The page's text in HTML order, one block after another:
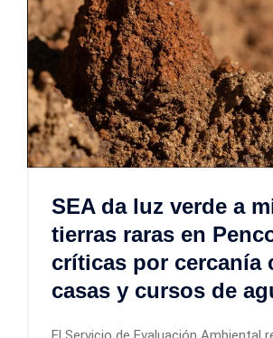
SEA da luz verde a
tierras raras en
críticas por cercanía
casas y cursos de